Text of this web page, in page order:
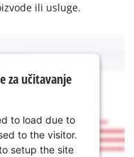
ili usluge.
za učitavanje
to load due to
to the visitor.
setup the site